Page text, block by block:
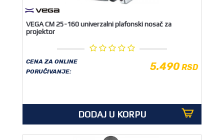
VEGA CM 25-160 univerzalni plafonski nosač za
projektor
CENA ZA ONLINE
PORUČIVANJE:
5.490RSD
DODAJ U KORPU